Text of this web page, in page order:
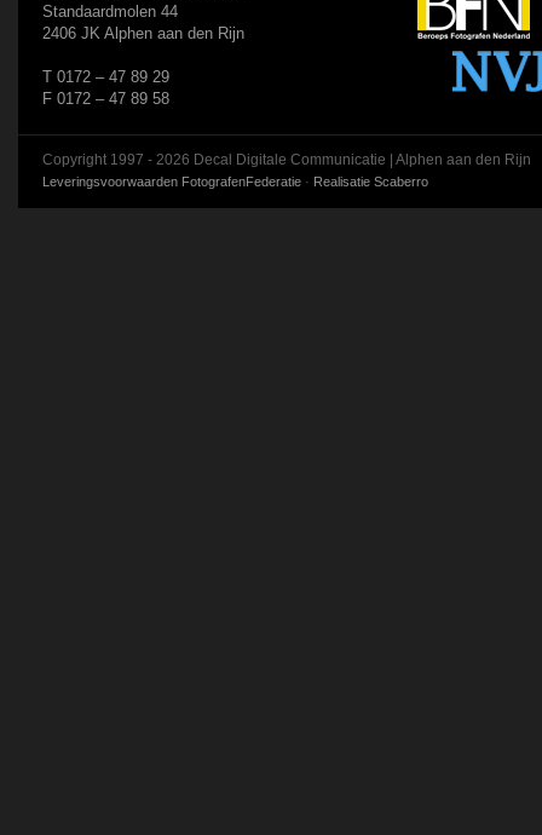
Standaardmolen 44
2406 JK Alphen aan den Rijn
T 0172 – 47 89 29
F 0172 – 47 89 58
Copyright 1997 - 2026 Decal Digitale Communicatie | Alphen aan den Rijn
Leveringsvoorwaarden FotografenFederatie · Realisatie Scaberro